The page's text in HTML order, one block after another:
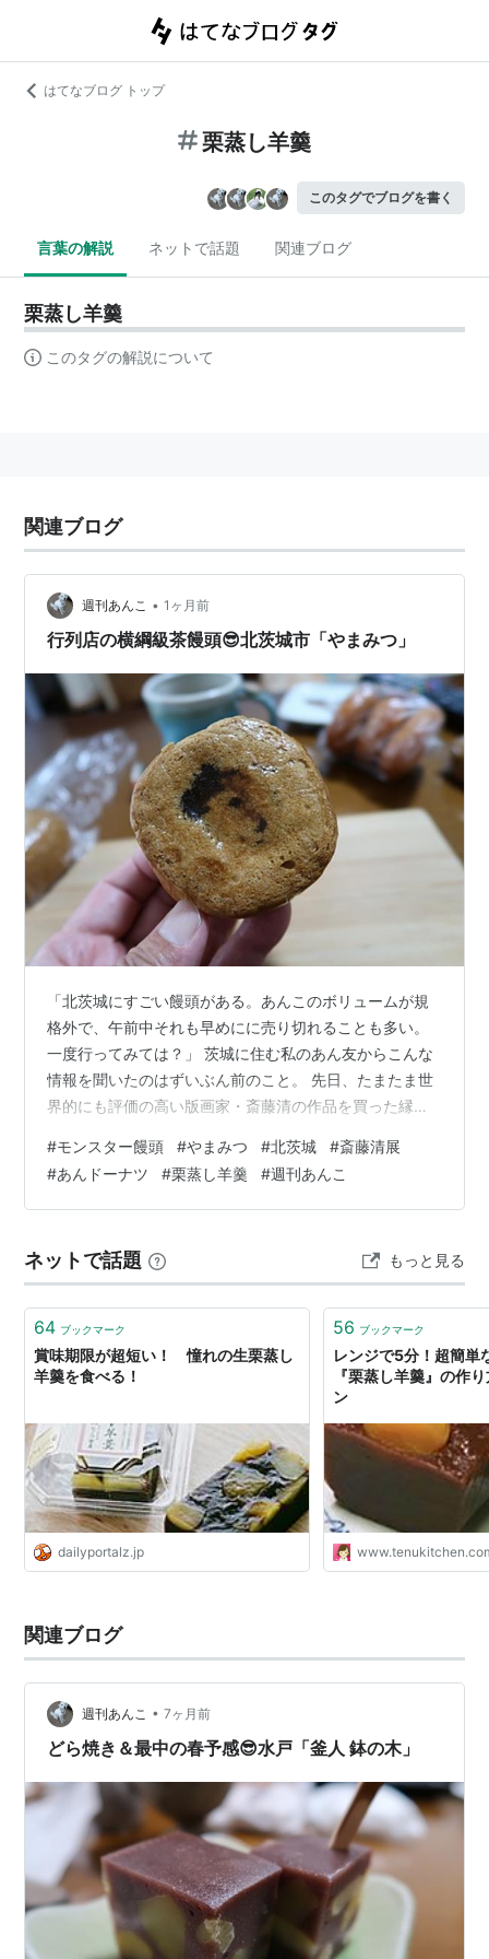
はてなブログ トップ
栗蒸し羊羹
このタグでブログを書く
言葉の解説 ネットで話題 関連ブログ
栗蒸し羊羹
このタグの解説について
関連ブログ
週刊あんこ • 1ヶ月前
行列店の横綱級茶饅頭😎北茨城市「やまみつ」
「北茨城にすごい饅頭がある。あんこのボリュームが規
格外で、午前中それも早めにに売り切れることも多い。
一度行ってみては？」 茨城に住む私のあん友からこんな
情報を聞いたのはずいぶん前のこと。 先日、たまたま世
界的にも評価の高い版画家・斎藤清の作品を買った縁
で「斎藤清のパリ そして日本」展が開催されています、
という丁寧な手紙をいただいた。 そのすごい饅頭屋さん
が「やまみつ」だった。 クルマで行くにはかなり距離が
きゃない。 多い時には一日３０００個売れる、と聞いて
いたので、近くの磯原海岸沿いにホテルを取…
#モンスター饅頭 #やまみつ #北茨城 #斎藤清展
#あんドーナツ #栗蒸し羊羹 #週刊あんこ
ネットで話題 もっと見る
64 ブックマーク
賞味期限が超短い！ 憧れの生栗蒸し
羊羹を食べる！
dailyportalz.jp
56 ブックマーク
レンジで5分！超簡単
『栗蒸し羊羹』の作
ン
関連ブログ
週刊あんこ • 7ヶ月前
どら焼き＆最中の春予感😎水戸「釜人 鉢の木」